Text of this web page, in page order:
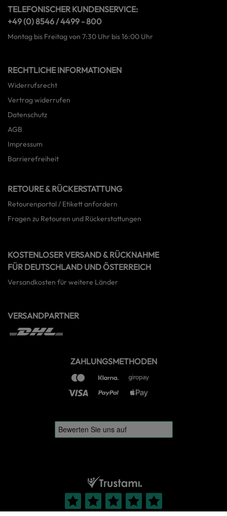
TELEFONISCHER KUNDENSERVICE:
+49 (0) 8546 / 4499 - 800
Montag bis Freitag von 7:30 Uhr bis 16:00 Uhr
RECHTLICHE INFORMATIONEN
Widerrufsrecht
Vertrag widerrufen
Datenschutz
AGB
Impressum
Barrierefreiheit
RETOURE & RÜCKERSTATTUNG
Retourenportal / Etikett anfordern
Fragen zu Retouren und Rückerstattungen
KOSTENLOSER VERSAND & RÜCKNAHME
FÜR DEUTSCHLAND UND ÖSTERREICH
Versandkosten für weitere Länder
VERSANDPARTNER
ZAHLUNGSMETHODEN